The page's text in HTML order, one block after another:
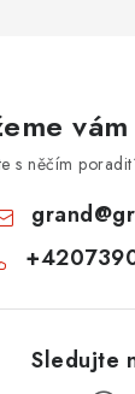
s něčím
grand@